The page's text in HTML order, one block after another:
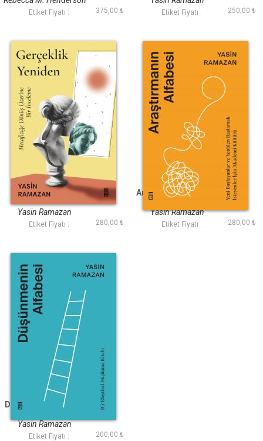
Etiket Fiyatı : 375,00 ₺ Etiket Fiyatı : 250,00 ₺
Gerçeklik Yeniden
Yasin Ramazan
Etiket Fiyatı : 280,00 ₺
Araştırmanın Alfabesi
Yasin Ramazan
Etiket Fiyatı : 280,00 ₺
Düşünmenin Alfabesi
Yasin Ramazan
Etiket Fiyatı : 200,00 ₺